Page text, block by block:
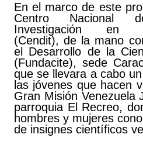
En el marco de este
Centro Nacional
Investigación en
(Cendit), de la mano
el Desarrollo de la
(Fundacite), sede
que se llevara a cabo
las jóvenes que hacen
Gran Misión Venezuela
parroquia El Recreo,
hombres y mujeres
de insignes científicos